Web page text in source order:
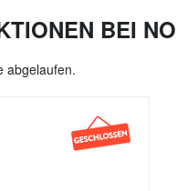
BEI
abgelaufen.